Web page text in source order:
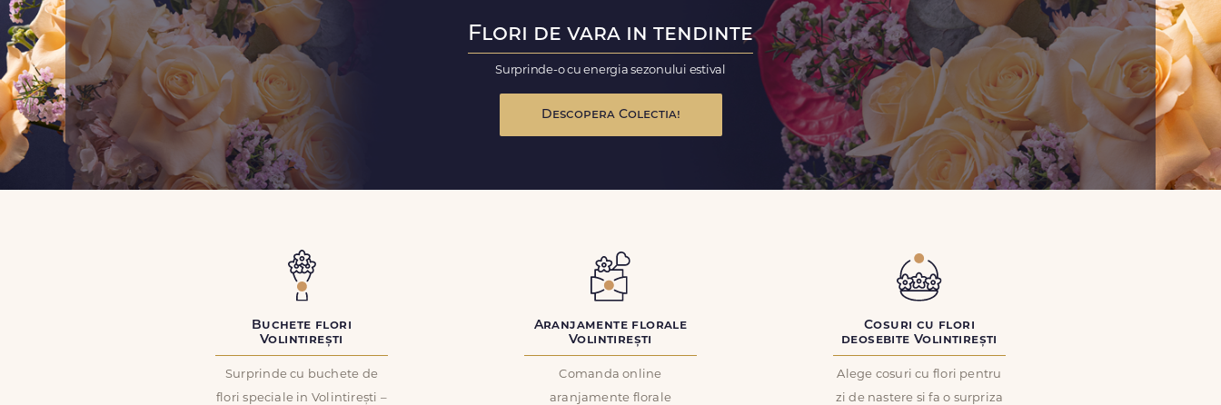
Flori de vara in tendinte
Surprinde-o cu energia sezonului estival
Descopera Colectia!
Buchete flori
Volintirești
Surprinde cu buchete de
flori speciale in Volintirești –
Aranjamente florale
Volintirești
Comanda online
aranjamente florale
Cosuri cu flori
deosebite Volintirești
Alege cosuri cu flori pentru
zi de nastere si fa o surpriza